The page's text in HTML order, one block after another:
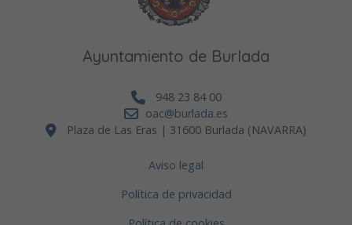
Ayuntamiento de Burlada
948 23 84 00
oac@burlada.es
Plaza de Las Eras | 31600 Burlada (NAVARRA)
Aviso legal
Política de privacidad